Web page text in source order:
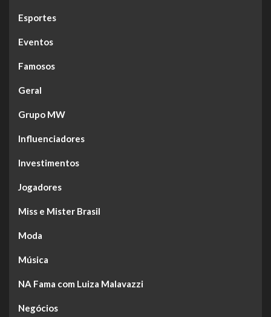
Esportes
Eventos
Famosos
Geral
Grupo MW
Influenciadores
Investimentos
Jogadores
Miss e Mister Brasil
Moda
Música
NA Fama com Luiza Malavazzi
Negócios